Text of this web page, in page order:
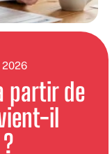
partir de
il